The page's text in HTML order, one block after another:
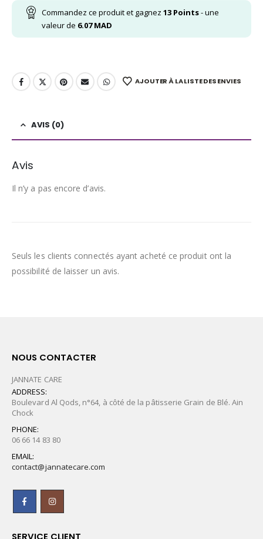
Commandez ce produit et gagnez 13 Points- une
valeur de 6.07MAD
AJOUTER À LA LISTE DES ENVIES
AVIS (0)
Avis
Il n’y a pas encore d’avis.
Seuls les clients connectés ayant acheté ce produit ont la
possibilité de laisser un avis.
NOUS CONTACTER
JANNATE CARE
ADDRESS:
Boulevard Al Qods, n°64, à côté de la pâtisserie Grain de Blé. Ain
Chock
PHONE:
06 66 14 83 80
EMAIL:
contact@jannatecare.com
SERVICE CLIENT